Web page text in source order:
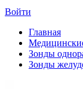
Войти
Главная
Зонды
Зонды